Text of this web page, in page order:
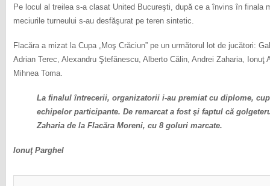
Pe locul al treilea s-a clasat United Bucureşti, după ce a învins în finala
meciurile turneului s-au desfăşurat pe teren sintetic.
Flacăra a mizat la Cupa „Moş Crăciun” pe un următorul lot de jucători:
Adrian Terec, Alexandru Ştefănescu, Alberto Călin, Andrei Zaharia,
Mihnea Toma.
La finalul întrecerii, organizatorii i-au premiat cu diplome,
echipelor participante. De remarcat a fost şi faptul că
Zaharia de la Flacăra Moreni, cu 8 goluri marcate.
Ionuţ Parghel